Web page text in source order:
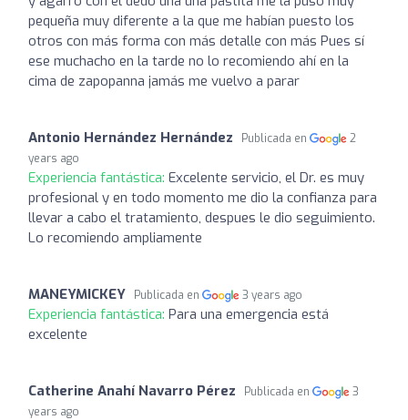
pequeña muy diferente a la que me habían puesto los
otros con más forma con más detalle con más Pues sí
ese muchacho en la tarde no lo recomiendo ahí en la
cima de zapopanna jamás me vuelvo a parar
Antonio Hernández Hernández Publicada en
2
years ago
Experiencia fantástica: Excelente servicio, el Dr. es muy
profesional y en todo momento me dio la confianza para
llevar a cabo el tratamiento, despues le dio seguimiento.
Lo recomiendo ampliamente
MANEYMICKEY Publicada en 3 years ago
Experiencia fantástica: Para una emergencia está
excelente
Catherine Anahí Navarro Pérez Publicada en
3
years ago